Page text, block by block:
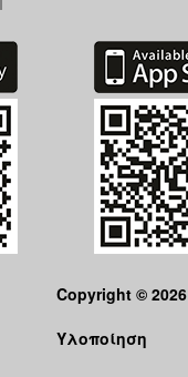
Copyright © 2026
Υλοποίηση